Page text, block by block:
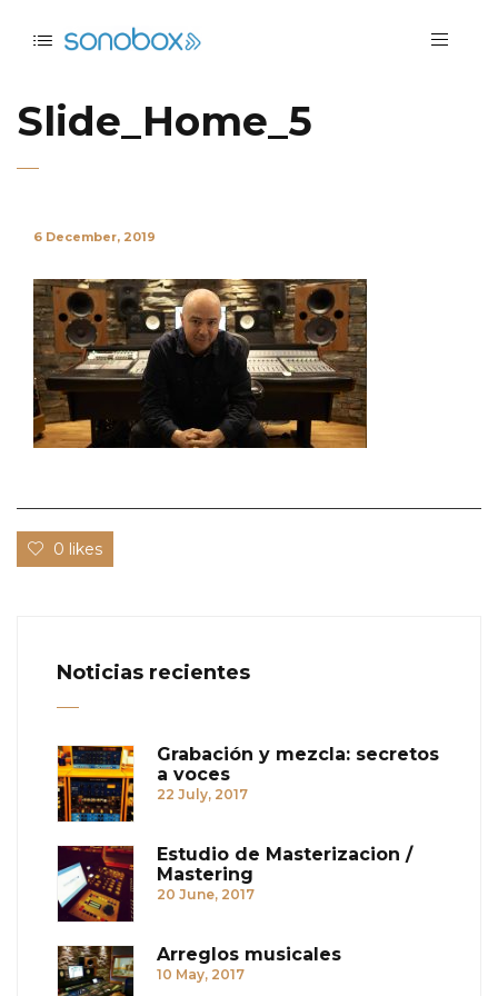
Slide_Home_5
6 December, 2019
0 likes
Noticias recientes
Grabación y mezcla: secretos
a voces
22 July, 2017
Estudio de Masterizacion /
Mastering
20 June, 2017
Arreglos musicales
10 May, 2017